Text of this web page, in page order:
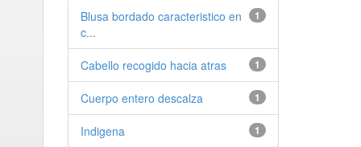
1
Blusa bordado caracteristico en
c...
1
Cabello recogido hacia atras
1
Cuerpo entero descalza
1
Indigena